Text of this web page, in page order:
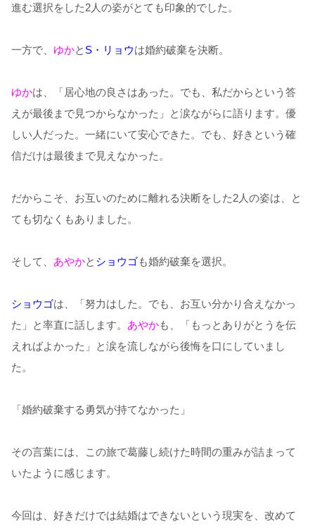
進む選択をした2人の姿がとても印象的でした。
一方で、 ゆかと S・リョウは婚約破棄を決断。
ゆかは、「居心地の良さはあった。でも、私だからという答
えが最後まで見つからなかった」と涙ながらに語ります。優
しい人だった。一緒にいて安心できた。でも、好きという確
信だけは最後まで見えなかった。
だからこそ、お互いのために離れる決断をした2人の姿は、と
ても切なくもありました。
そして、 あやかと ショウゴも婚約破棄を選択。
ショウゴは、「努力はした。でも、お互い分かり合えなかっ
た」と率直に話します。 あやかも、「もっとありがとうを伝
えればよかった」と涙を流しながら後悔を口にしていまし
た。
「婚約破棄する勇気が持てなかった」
その言葉には、この旅で葛藤し続けた時間の重みが詰まって
いたように感じます。
今回は、好きだけでは結婚はできないという現実を、改めて